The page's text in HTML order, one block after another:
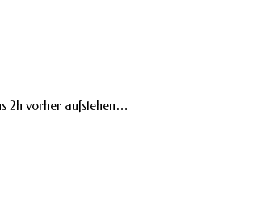
2h vorher aufstehen…